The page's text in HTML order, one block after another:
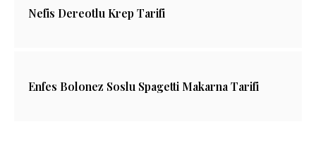
Nefis Dereotlu Krep Tarifi
Enfes Bolonez Soslu Spagetti Makarna Tarifi